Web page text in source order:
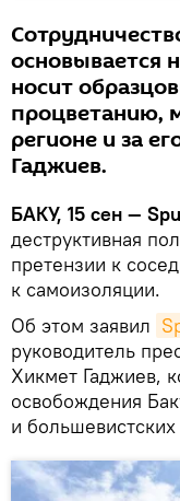
основывается
носит
процветанию,
регионе и за
Гаджиев.
БАКУ, 15 сен —
деструктивная
претензии к
к самоизоляции.
Об этом заявил
руководитель
Хикмет Гаджиев,
освобождения
и большевистских